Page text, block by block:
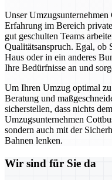
Unser
Erfahrung im Bereich
gut geschulten Teams
Qualitätsanspruch. Egal, ob
Haus oder in ein anderes
Ihre Bedürfnisse an und
Um Ihren Umzug optimal
Beratung und
sicherstellen, dass nichts
Umzugsunternehmen
sondern auch mit der
Bahnen lenken.
Wir sind für Sie da